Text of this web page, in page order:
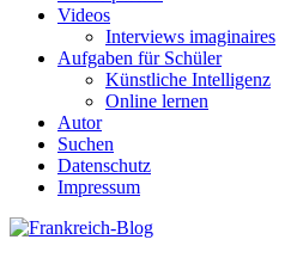
Videos
Interviews imaginaires
Aufgaben für Schüler
Künstliche Intelligenz
Online lernen
Autor
Suchen
Datenschutz
Impressum